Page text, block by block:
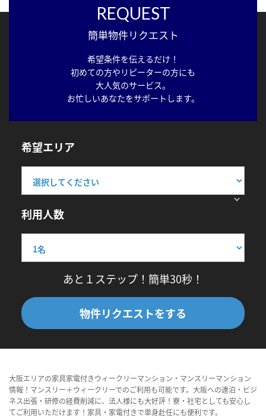
REQUEST
簡単物件リクエスト
希望条件を伝えるだけ！
初めての方やリピーターの方にも
大人気のサービス。
お忙しいあなたをサポートします。
希望エリア
利用人数
あと１ステップ！簡単30秒！
物件リクエストをする
大阪エリアの家具家電付きウィークリーマンション・マンスリーマンション
情報！マンスリー＋ウィークリーでのご利用も可能です。大阪への連泊・ビジ
ネス出張・研修の経費削減に、法人様にも大好評！寮・社宅としても安心し
てご利用いただけます！家具・家電付きで単身赴任にも便利です。